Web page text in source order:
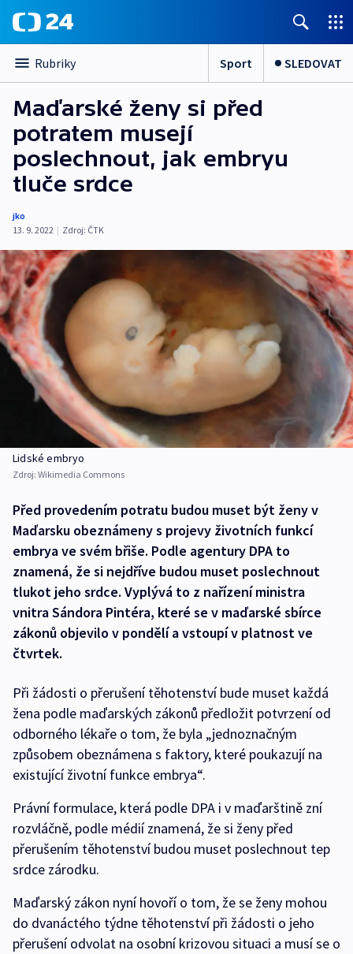
Rubriky Sport SLEDOVAT
Maďarské ženy si před
potratem musejí
poslechnout, jak embryu
tluče srdce
jko
13. 9. 2022 | Zdroj: ČTK
Lidské embryo
Zdroj: Wikimedia Commons
Před provedením potratu budou muset být ženy v
Maďarsku obeznámeny s projevy životních funkcí
embrya ve svém břiše. Podle agentury DPA to
znamená, že si nejdříve budou muset poslechnout
tlukot jeho srdce. Vyplývá to z nařízení ministra
vnitra Sándora Pintéra, které se v maďarské sbírce
zákonů objevilo v pondělí a vstoupí v platnost ve
čtvrtek.
Při žádosti o přerušení těhotenství bude muset každá
žena podle maďarských zákonů předložit potvrzení od
odborného lékaře o tom, že byla „jednoznačným
způsobem obeznámena s faktory, které poukazují na
existující životní funkce embrya“.
Právní formulace, která podle DPA i v maďarštině zní
rozvláčně, podle médií znamená, že si ženy před
přerušením těhotenství budou muset poslechnout tep
srdce zárodku.
Maďarský zákon nyní hovoří o tom, že se ženy mohou
do dvanáctého týdne těhotenství při žádosti o jeho
přerušení odvolat na osobní krizovou situaci a musí se o